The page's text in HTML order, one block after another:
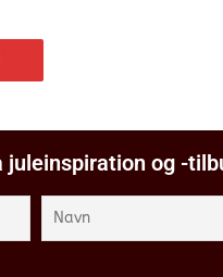
juleinspiration og -